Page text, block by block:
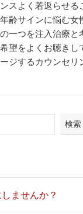
スよく若返らせる
齢サインに悩む女
一つを注入治療と
望をよくお聴きし
ジするカウンセリ
検索
ませんか？